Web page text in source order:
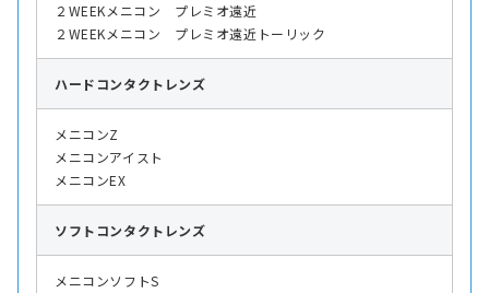
２WEEKメニコン プレミオ遠近
２WEEKメニコン プレミオ遠近トーリック
ハード コンタクトレンズ
メニコンZ
メニコンアイスト
メニコンEX
ソフト コンタクトレンズ
メニコンソフトS